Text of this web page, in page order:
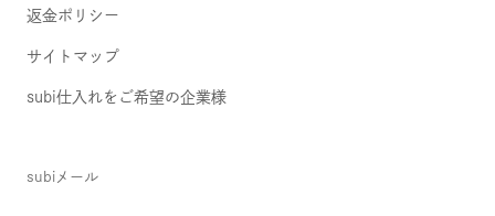
返金ポリシー
サイトマップ
subi仕入れをご希望の企業様
subiメール